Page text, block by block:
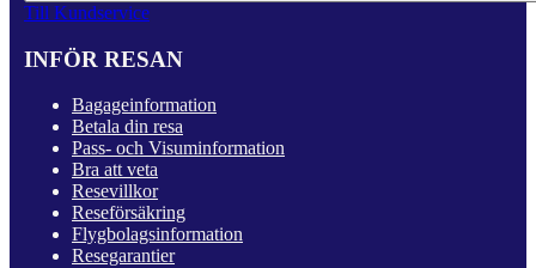
Till Kundservice
INFÖR RESAN
Bagageinformation
Betala din resa
Pass- och Visuminformation
Bra att veta
Resevillkor
Reseförsäkring
Flygbolagsinformation
Resegarantier